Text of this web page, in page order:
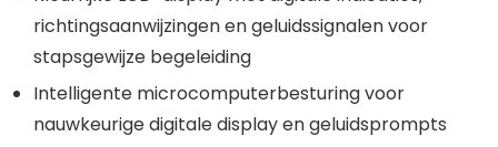
richtingsaanwijzingen en geluidssignalen voor
stapsgewijze begeleiding
Intelligente microcomputerbesturing voor
nauwkeurige digitale display en geluidsprompts